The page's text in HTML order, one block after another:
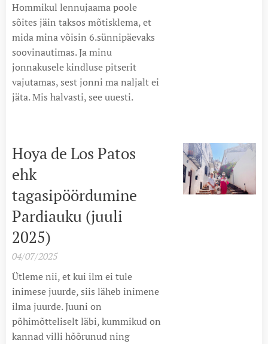
Hommikul lennujaama poole
sõites jäin taksos mõtisklema, et
mida mina võisin 6.sünnipäevaks
soovinautimas. Ja minu
jonnakusele kindluse pitserit
vajutamas, sest jonni ma naljalt ei
jäta. Mis halvasti, see uuesti.
Hoya de Los Patos
ehk
tagasipöördumine
Pardiauku (juuli
2025)
04/07/2025
Ütleme nii, et kui ilm ei tule
inimese juurde, siis läheb inimene
ilma juurde. Juuni on
põhimõtteliselt läbi, kummikud on
kannad villi hõõrunud ning